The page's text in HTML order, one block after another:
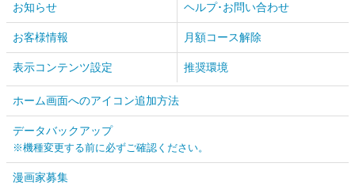
お知らせ ヘルプ･お問い合わせ
お客様情報 月額コース解除
表示コンテンツ設定 推奨環境
ホーム画面へのアイコン追加方法
データバックアップ
※機種変更する前に必ずご確認ください。
漫画家募集